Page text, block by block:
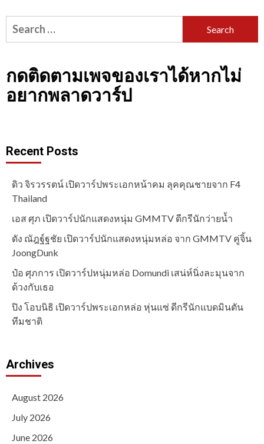
Search
for:
กดติดตามเพจของเราได้หากไม่
อยากพลาดวาร์ป
Recent Posts
ดิว จิรวรรตน์ เปิดวาร์ปพระเอกหน้าคม ลุคคุณชายจาก F4
Thailand
เอส ศุภ เปิดวาร์ปนักแสดงหนุ่ม GMMTV ดีกรีนักว่ายน้ำ
ดัง ณัฎฐ์ฐชัย เปิดวาร์ปนักแสดงหนุ่มหล่อ จาก GMMTV คู่จิ้น
JoongDunk
ป๋อ ศุภการ เปิดวาร์ปหนุ่มหล่อ Domundi เสน่ห์นิ่งละมุนจาก
ด้วงกับเธอ
ปิง โอบนิธิ เปิดวาร์ปพระเอกหล่อ หุ่นแซ่ ดีกรีนักแบดมินตัน
ทีมชาติ
Archives
August 2026
July 2026
June 2026